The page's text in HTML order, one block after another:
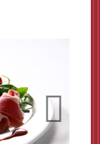
Next